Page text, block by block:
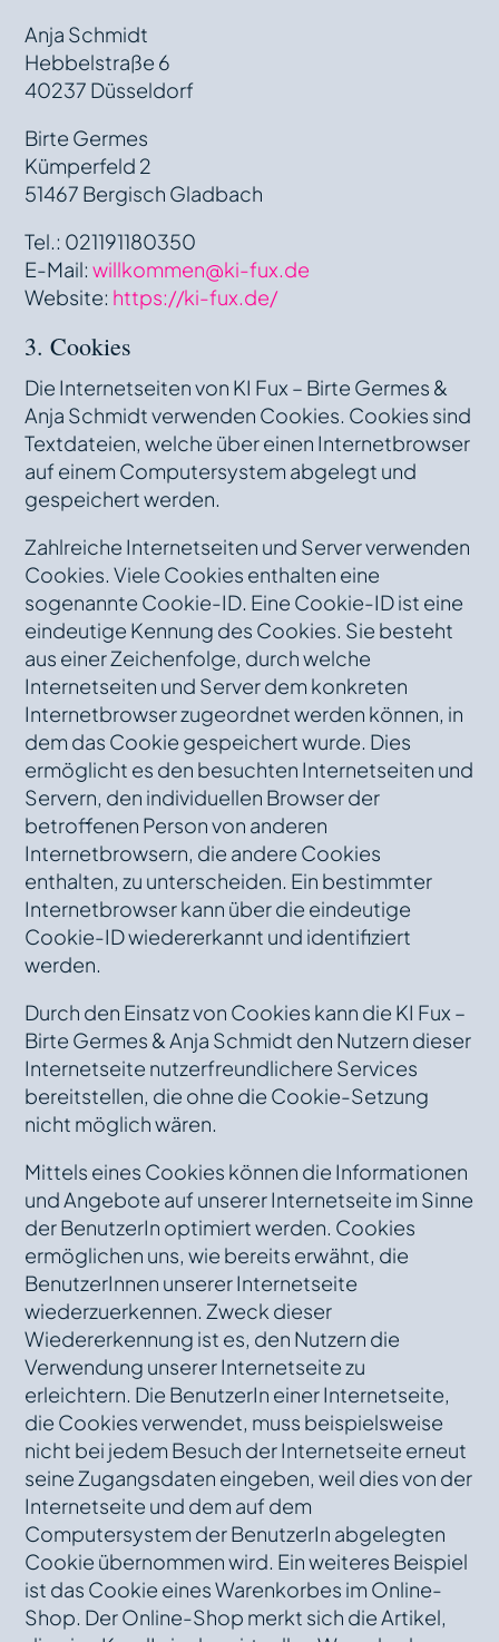
Anja Schmidt
Hebbelstraße 6
40237 Düsseldorf
Birte Germes
Kümperfeld 2
51467 Bergisch Gladbach
Tel.: 021191180350
E-Mail:willkommen@ki-fux.de
Website: https://ki-fux.de/
3. Cookies
Die Internetseiten von KI Fux – Birte Germes &
Anja Schmidt verwenden Cookies. Cookies sind
Textdateien, welche über einen Internetbrowser
auf einem Computersystem abgelegt und
gespeichert werden.
Zahlreiche Internetseiten und Server verwenden
Cookies. Viele Cookies enthalten eine
sogenannte Cookie-ID. Eine Cookie-ID ist eine
eindeutige Kennung des Cookies. Sie besteht
aus einer Zeichenfolge, durch welche
Internetseiten und Server dem konkreten
Internetbrowser zugeordnet werden können, in
dem das Cookie gespeichert wurde. Dies
ermöglicht es den besuchten Internetseiten und
Servern, den individuellen Browser der
betroffenen Person von anderen
Internetbrowsern, die andere Cookies
enthalten, zu unterscheiden. Ein bestimmter
Internetbrowser kann über die eindeutige
Cookie-ID wiedererkannt und identifiziert
werden.
Durch den Einsatz von Cookies kann die KI Fux –
Birte Germes & Anja Schmidt den Nutzern dieser
Internetseite nutzerfreundlichere Services
bereitstellen, die ohne die Cookie-Setzung
nicht möglich wären.
Mittels eines Cookies können die Informationen
und Angebote auf unserer Internetseite im Sinne
der BenutzerIn optimiert werden. Cookies
ermöglichen uns, wie bereits erwähnt, die
BenutzerInnen unserer Internetseite
wiederzuerkennen. Zweck dieser
Wiedererkennung ist es, den Nutzern die
Verwendung unserer Internetseite zu
erleichtern. Die BenutzerIn einer Internetseite,
die Cookies verwendet, muss beispielsweise
nicht bei jedem Besuch der Internetseite erneut
seine Zugangsdaten eingeben, weil dies von der
Internetseite und dem auf dem
Computersystem der BenutzerIn abgelegten
Cookie übernommen wird. Ein weiteres Beispiel
ist das Cookie eines Warenkorbes im Online-
Shop. Der Online-Shop merkt sich die Artikel,